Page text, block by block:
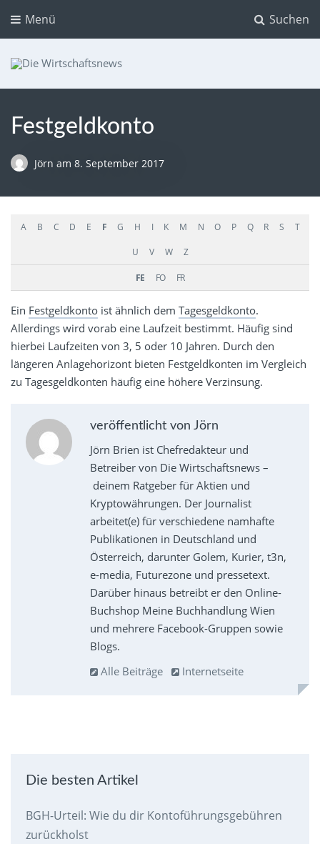
Suchen
Menü
Festgeldkonto
Jörn am 8. September 2017
A B C D E F G H I K M N O P Q R S T
U V W Z
FE FO FR
Ein Festgeldkonto ist ähnlich dem Tagesgeldkonto.
Allerdings wird vorab eine Laufzeit bestimmt. Häufig sind
hierbei Laufzeiten von 3, 5 oder 10 Jahren. Durch den
längeren Anlagehorizont bieten Festgeldkonten im Vergleich
zu Tagesgeldkonten häufig eine höhere Verzinsung.
veröffentlicht von Jörn
Jörn Brien ist Chefredakteur und
Betreiber von Die Wirtschaftsnews –
deinem Ratgeber für Aktien und
Kryptowährungen. Der Journalist
arbeitet(e) für verschiedene namhafte
Publikationen in Deutschland und
Österreich, darunter Golem, Kurier, t3n,
e-media, Futurezone und pressetext.
Darüber hinaus betreibt er den Online-
Buchshop Meine Buchhandlung Wien
und mehrere Facebook-Gruppen sowie
Blogs.
Alle Beiträge
Internetseite
Die besten Artikel
BGH-Urteil: Wie du dir Kontoführungsgebühren
zurückholst